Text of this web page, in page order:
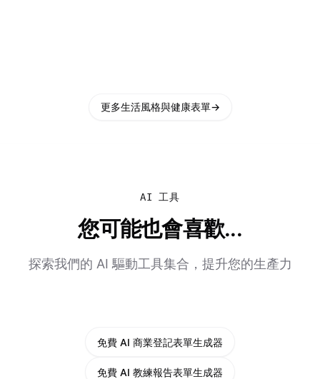
更多生活風格與健康表單→
AI 工具
您可能也會喜歡...
探索我們的 AI 驅動工具集合，提升您的生產力
免費 AI 商業登記表單生成器
免費 AI 教練報告表單生成器